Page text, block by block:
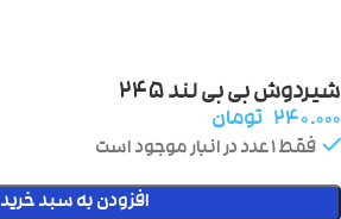
شیردوش بی بی لند ۲۴۵
۲۴۰.۰۰۰ تومان
فقط 1 عدد در انبار موجود است
افزودن به سبد خرید